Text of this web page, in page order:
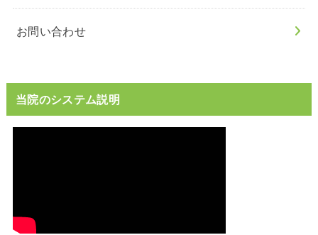
お問い合わせ
当院のシステム説明